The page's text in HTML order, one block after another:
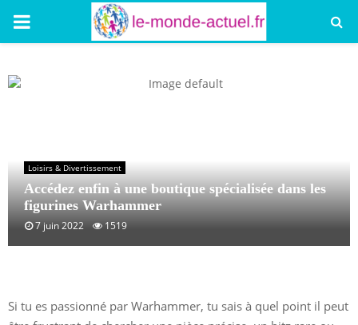
PRIMARY
Loisirs & Divertissement
Accédez enfin à une boutique spécialisée dans les
figurines Warhammer
7 juin 2022 1519
Si tu es passionné par Warhammer, tu sais à quel point il peut